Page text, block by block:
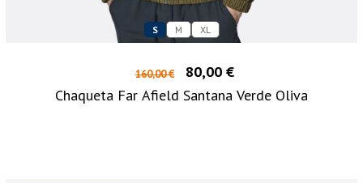
S M XL
160,00 €
80,00 €
Chaqueta Far Afield Santana Verde Oliva